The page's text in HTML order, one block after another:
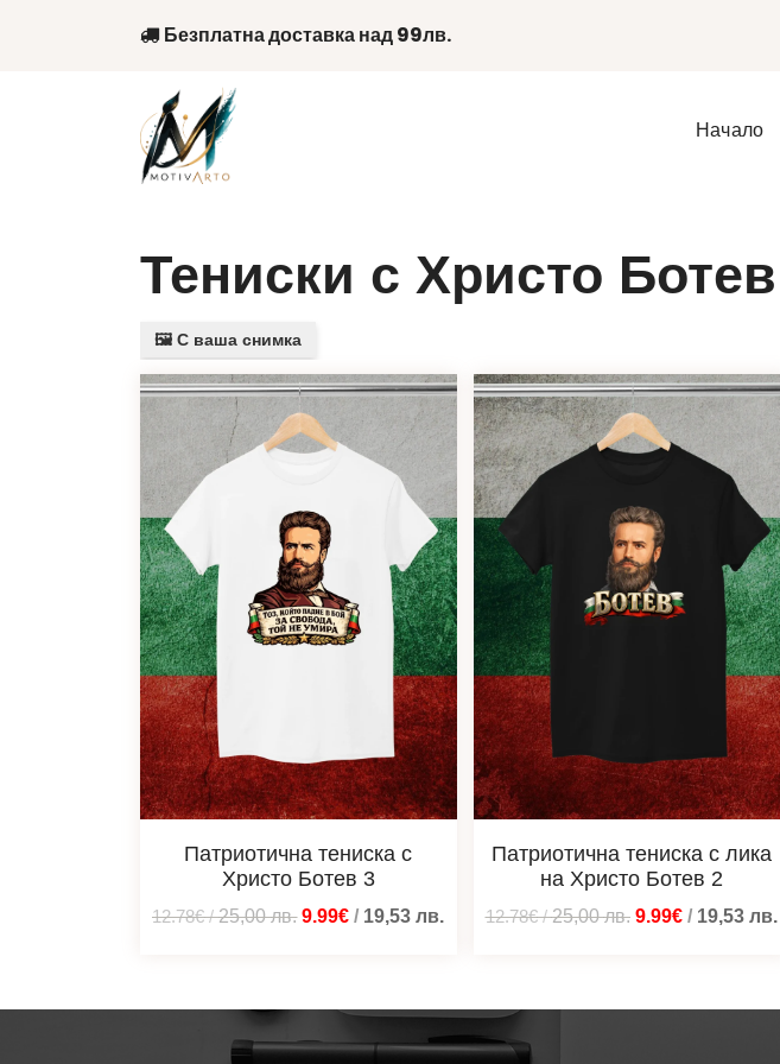
Безплатна доставка над 99лв.
Начало
Тениски с Христо Ботев
🖼️ С ваша снимка
Патриотична тениска с
Христо Ботев 3
12.78€/25,00лв. 9.99€ / 19,53лв.
Патриотична тениска с лика
на Христо Ботев 2
12.78€/25,00лв. 9.99€/ 19,53 лв.